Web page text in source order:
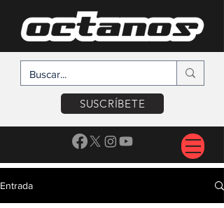
SUSCRÍBETE
Entrada